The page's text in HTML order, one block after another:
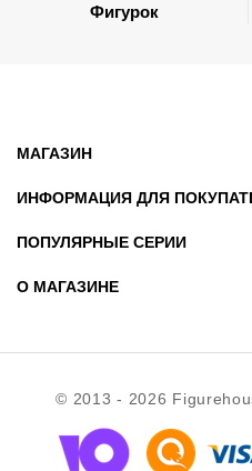
Фигурок
МАГАЗИН
ИНФОРМАЦИЯ ДЛЯ
ПОПУЛЯРНЫЕ СЕРИИ
О МАГАЗИНЕ
© 2013 - 2026